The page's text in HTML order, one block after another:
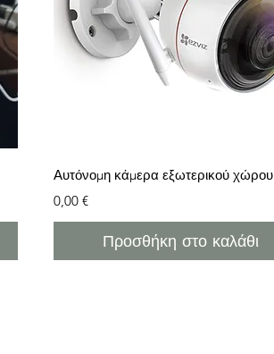
Γρήγορη προβολή
Αυτόνομη κάμερα εξωτερικού χώρου
Τιμή
0,00 €
Προσθήκη στο καλάθι